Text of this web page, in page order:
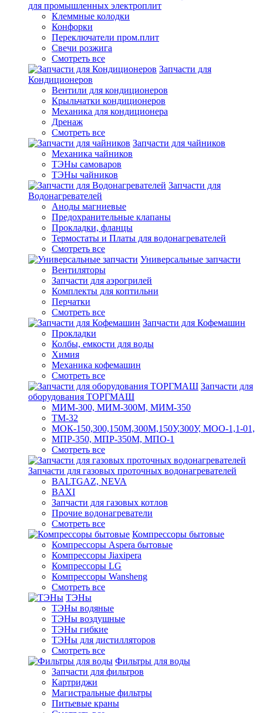
для промышленных электроплит
Клеммные колодки
Конфорки
Переключатели пром.плит
Свечи розжига
Смотреть все
Запчасти для
Кондиционеров
Вентили для кондиционеров
Крыльчатки кондиционеров
Механика для кондиционера
Дренаж
Смотреть все
Запчасти для чайников
Механика чайников
ТЭНы самоваров
ТЭНы чайников
Запчасти для
Водонагревателей
Аноды магниевые
Предохранительные клапаны
Прокладки, фланцы
Термостаты и Платы для водонагревателей
Смотреть все
Универсальные запчасти
Вентиляторы
Запчасти для аэрогрилей
Комплекты для коптильни
Перчатки
Смотреть все
Запчасти для Кофемашин
Прокладки
Колбы, емкости для воды
Химия
Механика кофемашин
Смотреть все
Запчасти для
оборудования ТОРГМАШ
МИМ-300, МИМ-300М, МИМ-350
ТМ-32
МОК-150,300,150М,300М,150У,300У, МОО-1,1-01,
МПР-350, МПР-350М, МПО-1
Смотреть все
Запчасти для газовых проточных водонагревателей
BALTGAZ, NEVA
BAXI
Запчасти для газовых котлов
Прочие водонагреватели
Смотреть все
Компрессоры бытовые
Компрессоры Aspera бытовые
Компрессоры Jiaxipera
Компрессоры LG
Компрессоры Wansheng
Смотреть все
ТЭНы
ТЭНы водяные
ТЭНы воздушные
ТЭНы гибкие
ТЭНы для дистилляторов
Смотреть все
Фильтры для воды
Запчасти для фильтров
Картриджи
Магистральные фильтры
Питьевые краны